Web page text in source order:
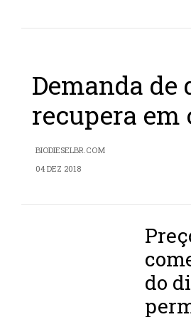
Demanda de
recupera em
BIODIESELBR.COM
04 DEZ 2018
do